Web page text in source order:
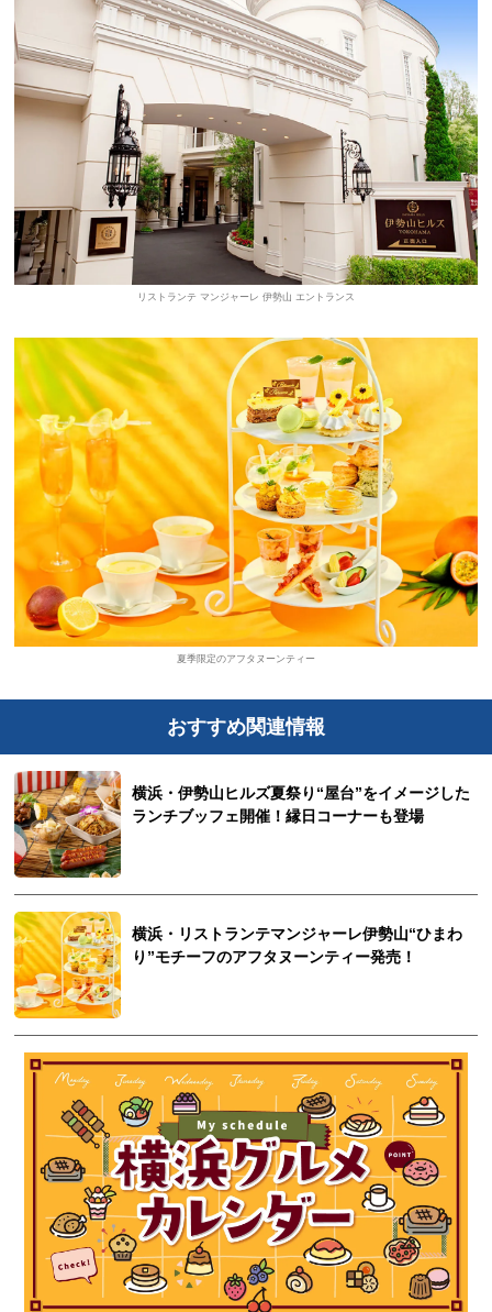
リストランテ マンジャーレ 伊勢山 エントランス
夏季限定のアフタヌーンティー
おすすめ関連情報
横浜・伊勢山ヒルズ夏祭り“屋台”をイメージした
ランチブッフェ開催！縁日コーナーも登場
横浜・リストランテマンジャーレ伊勢山“ひまわ
り”モチーフのアフタヌーンティー発売！